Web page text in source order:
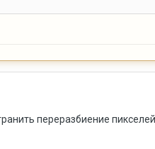
переразбиение